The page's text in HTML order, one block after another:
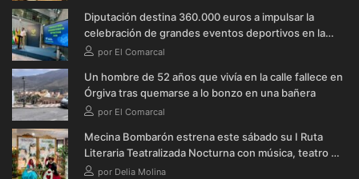
Diputación destina 360.000 euros a impulsar la
celebración de grandes eventos deportivos en la
provincia durante 2026
por El Comarcal
Un hombre de 52 años que vivía en la calle fallece en
Órgiva tras quemarse a lo bonzo en una bañera
por El Comarcal
Mecina Bombarón estrena este sábado su I Ruta
Literaria Teatralizada Nocturna con música, teatro y
verbena
por Delia Molina